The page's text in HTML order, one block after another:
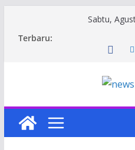
Sabtu,
Terbaru: